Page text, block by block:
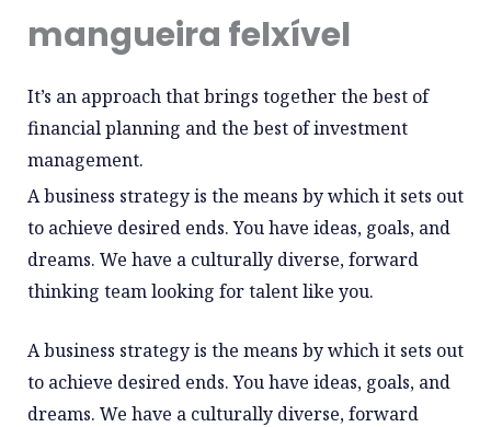
mangueira felxível
It’s an approach that brings together the best of
financial planning and the best of investment
management.
A business strategy is the means by which it sets out
to achieve desired ends. You have ideas, goals, and
dreams. We have a culturally diverse, forward
thinking team looking for talent like you.
A business strategy is the means by which it sets out
to achieve desired ends. You have ideas, goals, and
dreams. We have a culturally diverse, forward